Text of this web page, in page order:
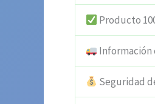
Producto
Información
Seguridad